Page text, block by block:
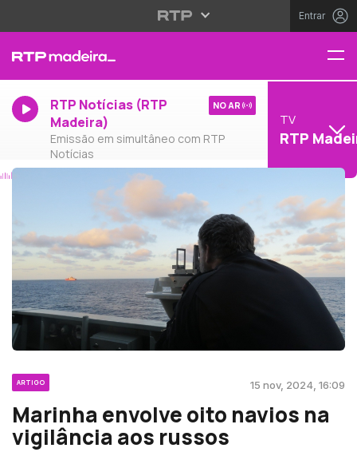
Entrar
RTP Notícias (RTP
Madeira)
Emissão em simultâneo com RTP
Notícias
NO AR
TV
RTP
ARTIGO 15 nov, 2024, 16:09
Marinha envolve oito navios na
vigilância aos russos